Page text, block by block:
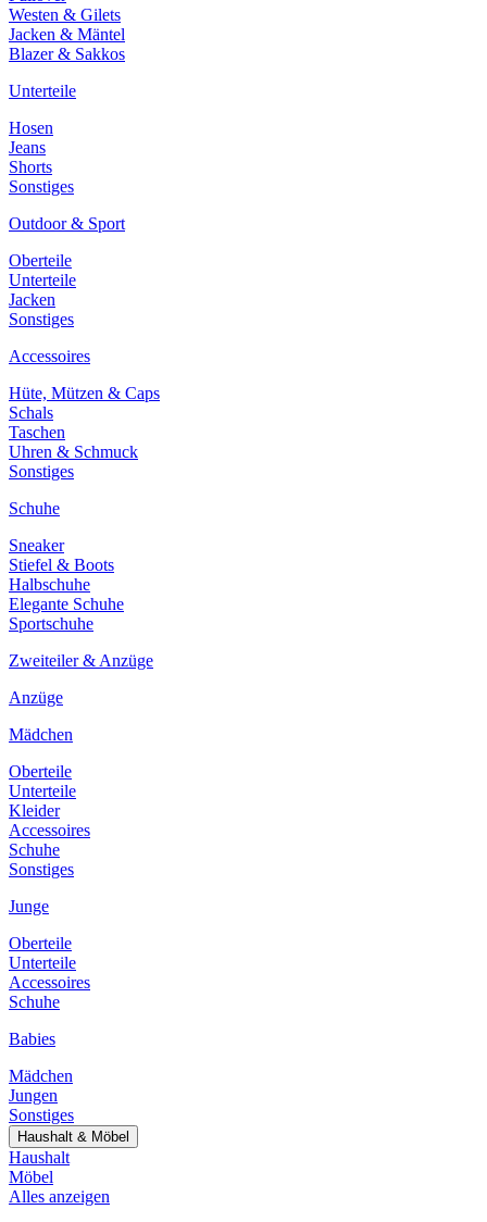
Westen & Gilets
Jacken & Mäntel
Blazer & Sakkos
Unterteile
Hosen
Jeans
Shorts
Sonstiges
Outdoor & Sport
Oberteile
Unterteile
Jacken
Sonstiges
Accessoires
Hüte, Mützen & Caps
Schals
Taschen
Uhren & Schmuck
Sonstiges
Schuhe
Sneaker
Stiefel & Boots
Halbschuhe
Elegante Schuhe
Sportschuhe
Zweiteiler & Anzüge
Anzüge
Mädchen
Oberteile
Unterteile
Kleider
Accessoires
Schuhe
Sonstiges
Junge
Oberteile
Unterteile
Accessoires
Schuhe
Babies
Mädchen
Jungen
Sonstiges
Haushalt & Möbel
Haushalt
Möbel
Alles anzeigen